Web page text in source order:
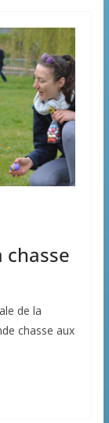
chasse
de la
chasse aux